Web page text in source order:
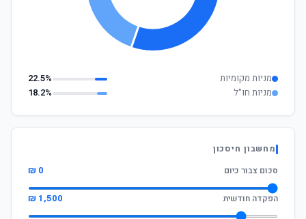
מניות מקומיות
22.5%
מניות חו"ל
18.2%
מחשבון חיסכון
סכום צבור כיום
0 ₪
הפקדה חודשית 1,500 ₪